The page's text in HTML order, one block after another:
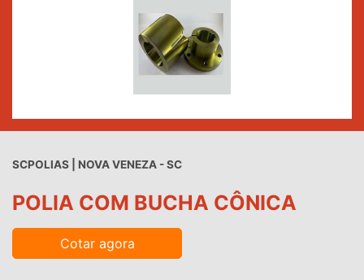
SCPOLIAS | NOVA VENEZA - SC
POLIA COM BUCHA CÔNICA
Cotar agora